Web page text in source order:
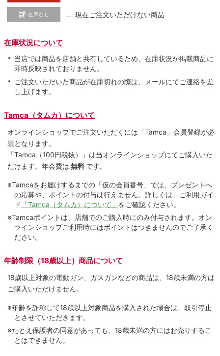
在庫なし … 現在ご注文いただけない商品
在庫状況について
当店では商品を店舗と共有しているため、在庫状況が掲載商品に
即時反映されておりません。
ご注文いただいた商品が在庫切れの際は、メールにてご連絡を差
し上げます。
Tamca（タムカ）について
オンラインショップでご注⽂いただくには「Tamca」会員登録が必
須となります。
「Tamca （100円税抜）
」は当オンラインショップにてご購⼊いた
だけます。 年会費は 無料 です。
※Tamcaをお届けするまでの「仮の会員番号」では、プレゼントへ
の応募や、ポイントの付与は⾏えません。詳しくは、ご利⽤ガイ
ド 「Tamca（タムカ）について」 をご確認ください。
※Tamcaポイントは、店舗でのご購⼊時にのみ付与されます。オン
ラインショップご利用時にはポイントはつきませんのでご了承く
ださい。
年齢制限（18歳以上）商品について
18歳以上対象の電動ガン、ガスガンなどの商品は、18歳未満の方は
ご購入いただけません。
※年齢を詐称して18歳以上対象商品を購入された場合は、取引停止
とさせていただきます。
※たとえ保護者の同意があっても、18歳未満の方にはお売りするこ
とはできません。